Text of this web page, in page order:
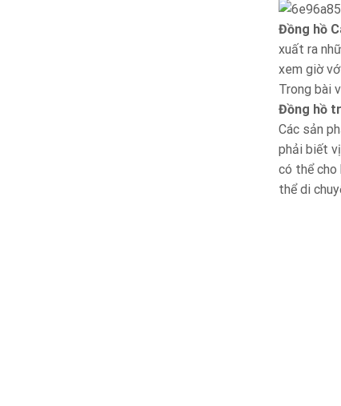
Đồng hồ
xuất ra
xem giờ
Trong bài
Đồng hồ
Các sản
phải biết
có thể cho
thể di